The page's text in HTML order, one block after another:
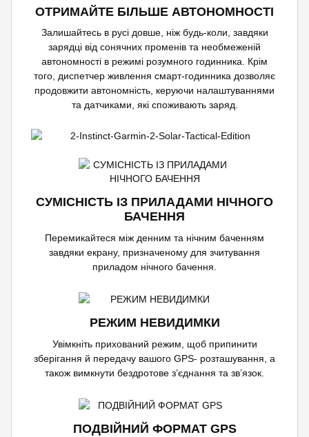
ОТРИМАЙТЕ БІЛЬШЕ АВТОНОМНОСТІ
Залишайтесь в русі довше, ніж будь-коли, завдяки
зарядці від сонячних променів та необмеженій
автономності в режимі розумного годинника. Крім
того, диспетчер живлення смарт-годинника дозволяє
продовжити автономність, керуючи налаштуваннями
та датчиками, які споживають заряд.
СУМІСНІСТЬ ІЗ ПРИЛАДАМИ НІЧНОГО
БАЧЕННЯ
Перемикайтеся між денним та нічним баченням
завдяки екрану, призначеному для зчитування
приладом нічного бачення.
РЕЖИМ НЕВИДИМКИ
Увімкніть прихований режим, щоб припинити
зберігання й передачу вашого GPS- розташування, а
також вимкнути бездротове з’єднання та зв’язок.
ПОДВІЙНИЙ ФОРМАТ GPS